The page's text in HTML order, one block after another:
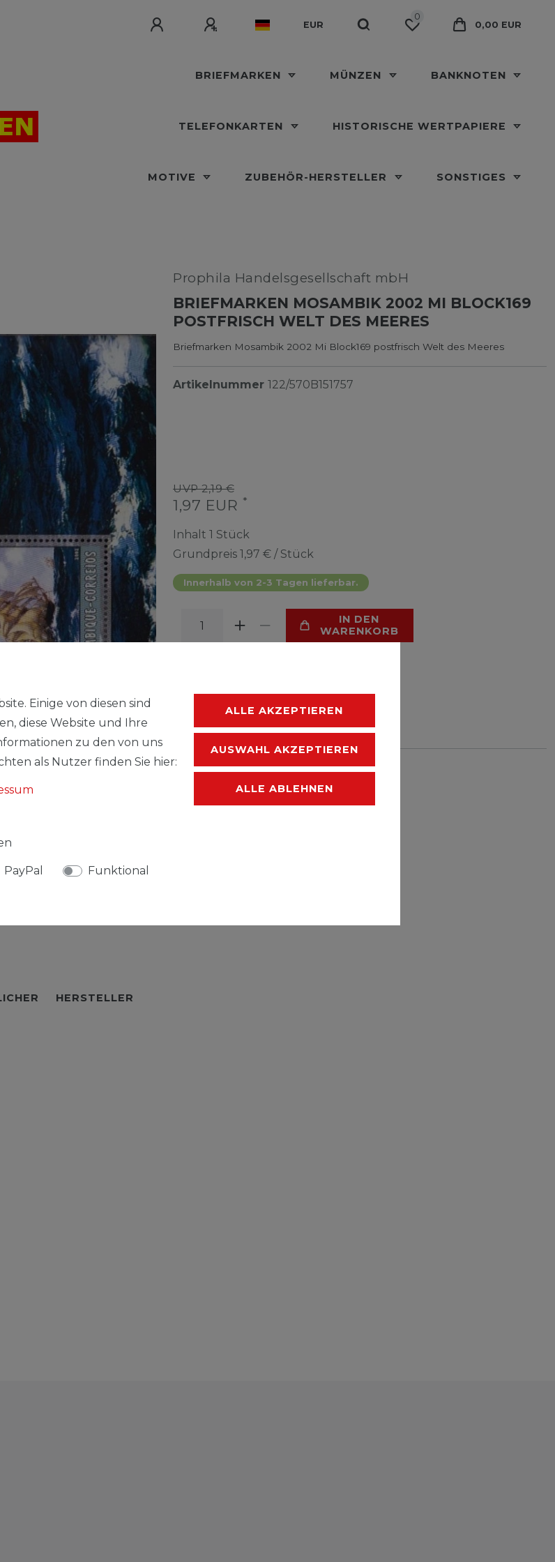
EUR
0
0,00 EUR
BRIEFMARKEN MÜNZEN BANKNOTEN
TELEFONKARTEN HISTORISCHE WERTPAPIERE
MOTIVE ZUBEHÖR-HERSTELLER SONSTIGES
Prophila Handelsgesellschaft mbH
BRIEFMARKEN MOSAMBIK 2002 MI BLOCK169
POSTFRISCH WELT DES MEERES
Briefmarken Mosambik 2002 Mi Block169 postfrisch Welt des Meeres
Artikelnummer 122/570B151757
UVP 2,19 €
1,97 EUR *
Inhalt 1 Stück
Grundpreis 1,97 € / Stück
Innerhalb von 2-3 Tagen lieferbar.
IN DEN
WARENKORB
WUNSCHLISTE
* inkl. ges. MwSt. zzgl.Versandkosten
HERSTELLER
Einige von diesen sind
diese Website und Ihre
zu den von uns
als Nutzer finden Sie hier:
PayPal Funktional
ALLE AKZEPTIEREN
AUSWAHL AKZEPTIEREN
ALLE ABLEHNEN